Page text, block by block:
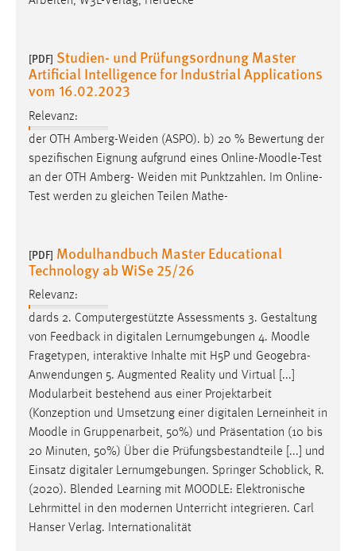
[PDF] Studien- und Prüfungsordnung Master
Artificial Intelligence for Industrial Applications
vom 16.02.2023
Relevanz:
der OTH Amberg-Weiden (ASPO). b) 20 % Bewertung der
spezifischen Eignung aufgrund eines Online-Moodle-Test
an der OTH Amberg- Weiden mit Punktzahlen. Im Online-
Test werden zu gleichen Teilen Mathe-
[PDF] Modulhandbuch Master Educational
Technology ab WiSe 25/26
Relevanz:
dards 2. Computergestützte Assessments 3. Gestaltung
von Feedback in digitalen Lernumgebungen 4. Moodle
Fragetypen, interaktive Inhalte mit H5P und Geogebra-
Anwendungen 5. Augmented Reality und Virtual [...]
Modularbeit bestehend aus einer Projektarbeit
(Konzeption und Umsetzung einer digitalen Lerneinheit in
Moodle in Gruppenarbeit, 50%) und Präsentation (10 bis
20 Minuten, 50%) Über die Prüfungsbestandteile [...] und
Einsatz digitaler Lernumgebungen. Springer Schoblick, R.
(2020). Blended Learning mit MOODLE: Elektronische
Lehrmittel in den modernen Unterricht integrieren. Carl
Hanser Verlag. Internationalität
EXTERNE MEDIEN
Plattformen anzeigen zu können, werden von diesen
externen Medien Cookies gesetzt.
Vimeo